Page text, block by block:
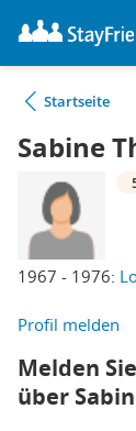
Startseite
Sabine
1967 - 1976:
Profil melden
Melden
über